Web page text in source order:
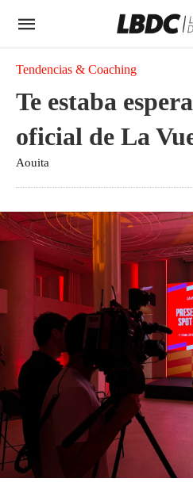
Tendencias & Coaching
Te estaba
oficial de La
Aouita